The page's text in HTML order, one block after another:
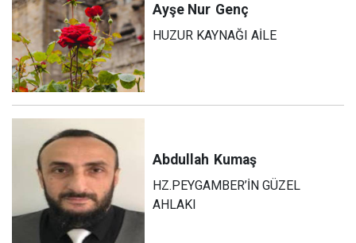
Ayşe Nur Genç
HUZUR KAYNAĞI AİLE
Abdullah Kumaş
HZ.PEYGAMBER’İN GÜZEL
AHLAKI